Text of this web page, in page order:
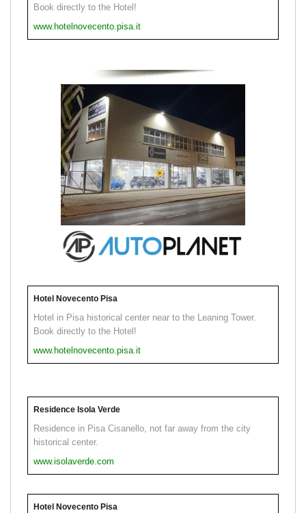
Book directly to the Hotel!
www.hotelnovecento.pisa.it
Hotel Novecento Pisa
Hotel in Pisa historical center near to the Leaning Tower.
Book directly to the Hotel!
www.hotelnovecento.pisa.it
Residence Isola Verde
Residence in Pisa Cisanello, not far away from the city
historical center.
www.isolaverde.com
Hotel Novecento Pisa